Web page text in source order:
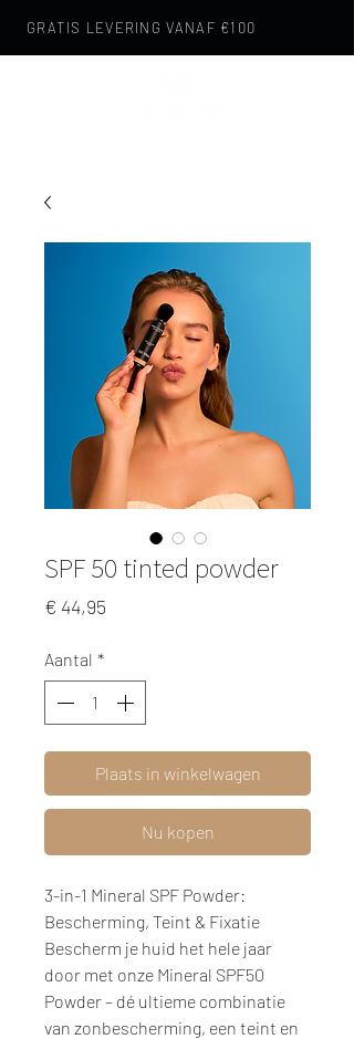
GRATIS LEVERING VANAF €100
SPF 50 tinted powder
€ 44,95
Aantal *
Plaats in winkelwagen
Nu kopen
3-in-1 Mineral SPF Powder:
Bescherming, Teint & Fixatie
Bescherm je huid het hele jaar
door met onze Mineral SPF50
Powder – dé ultieme combinatie
van zonbescherming, een teint en